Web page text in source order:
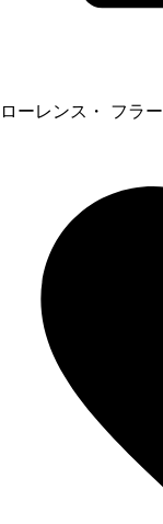
ローレンス・ フラー